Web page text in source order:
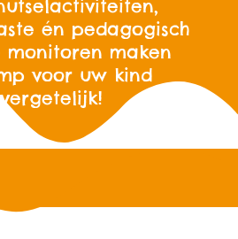
én pedagogisch
monitoren maken
voor uw kind